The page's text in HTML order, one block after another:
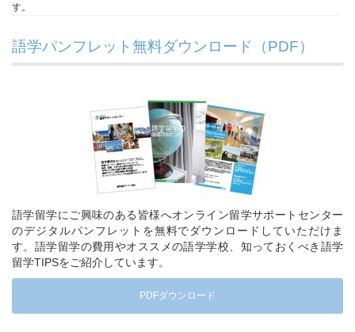
す。
語学パンフレット無料ダウンロード（PDF）
語学留学にご興味のある皆様へオンライン留学サポートセンター
のデジタルパンフレットを無料でダウンロードしていただけま
す。語学留学の費用やオススメの語学学校、知っておくべき語学
留学TIPSをご紹介しています。
PDFダウンロード